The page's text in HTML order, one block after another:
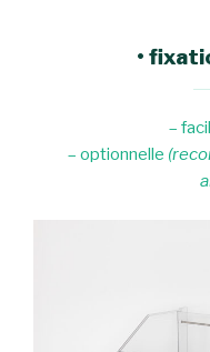
•
–
– optionnelle